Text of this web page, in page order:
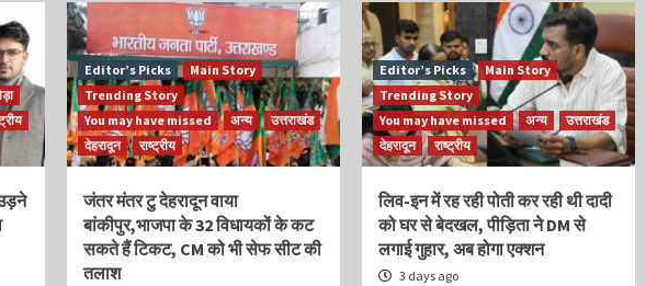
Editor’s Picks
Main Story
Trending Story
You may have missed
अन्य
उत्तराखंड
देहरादून
राष्ट्रीय
जंतर मंतर टु देहरादून वाया
बांकीपुर,भाजपा के 32 विधायकों के कट
सकते हैं टिकट, CM को भी सेफ सीट की
तलाश
Editor’s Picks
Main Story
Trending Story
You may have missed
अन्य
उत्तराखंड
देहरादून
राष्ट्रीय
लिव-इन में रह रही पोती कर रही थी दादी
को घर से बेदखल, पीड़िता ने DM से
लगाई गुहार, अब होगा एक्शन
3 days ago